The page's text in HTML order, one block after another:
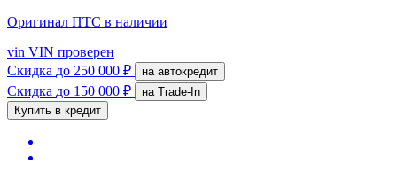
Оригинал ПТС в наличии
vin VIN проверен
Скидка до 250 000 ₽ на автокредит
Скидка до 150 000 ₽
на Trade-In
Купить в кредит